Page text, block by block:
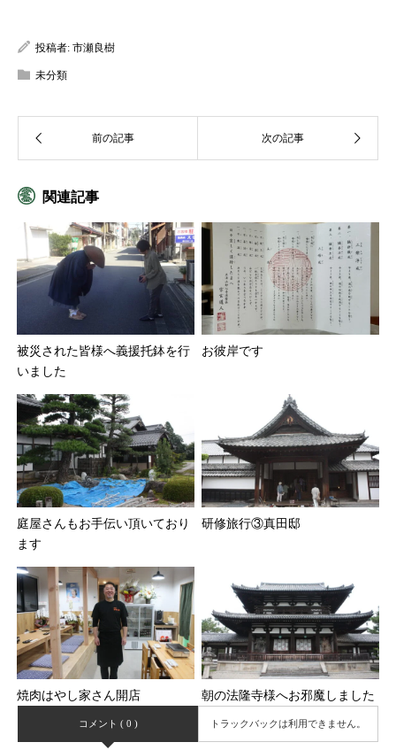
投稿者: 市瀬良樹
未分類
関連記事
被災された皆様へ義援托鉢を行
いました
お彼岸です
庭屋さんもお手伝い頂いており
ます
研修旅行③真田邸
焼肉はやし家さん開店 朝の法隆寺様へお邪魔しました
コメント ( 0 ) トラックバックは利用できません。